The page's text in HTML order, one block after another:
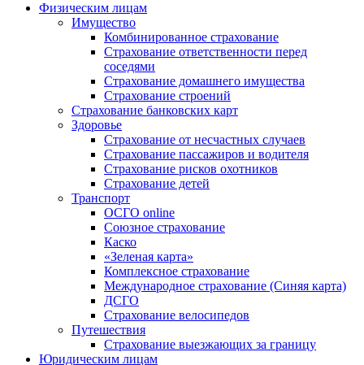
Физическим лицам
Имущество
Комбинированное страхование
Страхование ответственности перед
соседями
Страхование домашнего имущества
Страхование строений
Страхование банковских карт
Здоровье
Страхование от несчастных случаев
Страхование пассажиров и водителя
Страхование рисков охотников
Страхование детей
Транспорт
ОСГО online
Союзное страхование
Каско
«Зеленая карта»
Комплексное страхование
Международное страхование (Синяя карта)
ДСГО
Страхование велосипедов
Путешествия
Страхование выезжающих за границу
Юридическим лицам